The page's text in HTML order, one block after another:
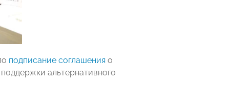
подписание соглашения о
альтернативного